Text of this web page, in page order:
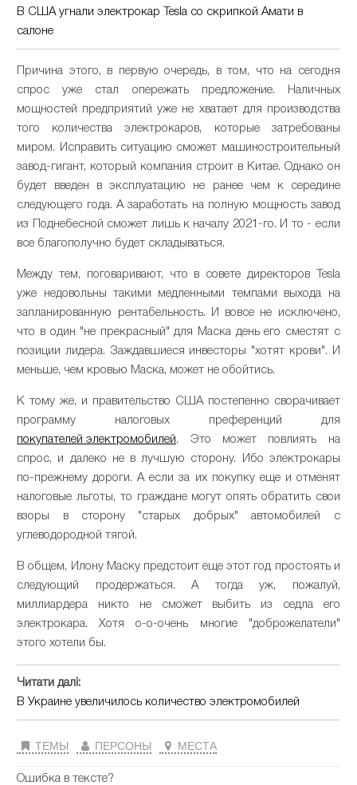
В США угнали электрокар Tesla со скрипкой Амати в
салоне
Причина этого, в первую очередь, в том, что на сегодня
спрос уже стал опережать предложение. Наличных
мощностей предприятий уже не хватает для производства
того количества электрокаров, которые затребованы
миром. Исправить ситуацию сможет машиностроительный
завод-гигант, который компания строит в Китае. Однако он
будет введен в эксплуатацию не ранее чем к середине
следующего года. А заработать на полную мощность завод
из Поднебесной сможет лишь к началу 2021-го. И то - если
все благополучно будет складываться.
Между тем, поговаривают, что в совете директоров Teslа
уже недовольны такими медленными темпами выхода на
запланированную рентабельность. И вовсе не исключено,
что в один "не прекрасный" для Маска день его сместят с
позиции лидера. Заждавшиеся инвесторы "хотят крови". И
меньше, чем кровью Маска, может не обойтись.
К тому же, и правительство США постепенно сворачивает
программу налоговых преференций для
покупателей электромобилей. Это может повлиять на
спрос, и далеко не в лучшую сторону. Ибо электрокары
по-прежнему дороги. А если за их покупку еще и отменят
налоговые льготы, то граждане могут опять обратить свои
взоры в сторону "старых добрых" автомобилей с
углеводородной тягой.
В общем, Илону Маску предстоит еще этот год простоять и
следующий продержаться. А тогда уж, пожалуй,
миллиардера никто не сможет выбить из седла его
электрокара. Хотя о-о-очень многие "доброжелатели"
этого хотели бы.
Читати далі:
В Украине увеличилось количество электромобилей
ТЕМЫ ПЕРСОНЫ МЕСТА
Ошибка в тексте?